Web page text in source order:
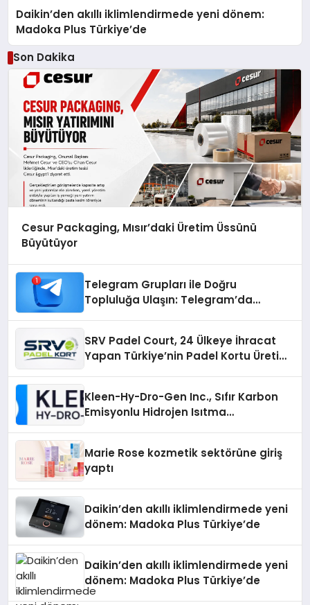
Daikin’den akıllı iklimlendirmede yeni dönem:
Madoka Plus Türkiye’de
Son Dakika
Cesur Packaging, Mısır’daki Üretim Üssünü
Büyütüyor
Telegram Grupları ile Doğru
Topluluğa Ulaşın: Telegram’da
SRV Padel Court, 24 Ülkeye İhracat
Yapan Türkiye’nin Padel Kortu Üretim
Kleen-Hy-Dro-Gen Inc., Sıfır Karbon
Emisyonlu Hidrojen Isıtma
Marie Rose kozmetik sektörüne giriş
yaptı
Daikin’den akıllı iklimlendirmede yeni
dönem: Madoka Plus Türkiye’de
Daikin’den akıllı iklimlendirmede yeni
dönem: Madoka Plus Türkiye’de